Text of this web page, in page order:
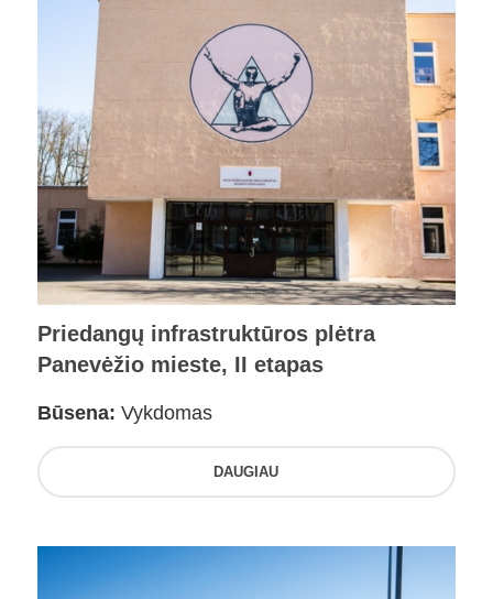
Priedangų infrastruktūros plėtra
Panevėžio mieste, II etapas
Būsena: Vykdomas
DAUGIAU